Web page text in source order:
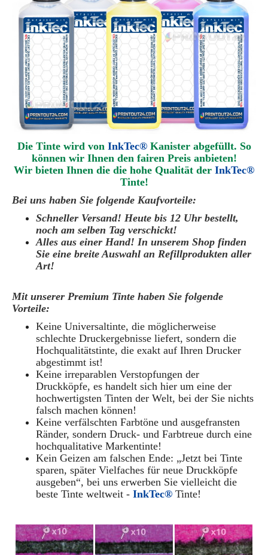
Die Tinte wird von InkTec® Kanister abgefüllt. So
können wir Ihnen den fairen Preis anbieten!
Wir bieten Ihnen die die hohe Qualität der InkTec®
Tinte!
Bei uns haben Sie folgende Kaufvorteile:
Schneller Versand! Heute bis 12 Uhr bestellt,
noch am selben Tag verschickt!
Alles aus einer Hand! In unserem Shop finden
Sie eine breite Auswahl an Refillprodukten aller
Art!
Mit unserer Premium Tinte haben Sie folgende
Vorteile:
Keine Universaltinte, die möglicherweise
schlechte Druckergebnisse liefert, sondern die
Hochqualitätstinte, die exakt auf Ihren Drucker
abgestimmt ist!
Keine irreparablen Verstopfungen der
Druckköpfe, es handelt sich hier um eine der
hochwertigsten Tinten der Welt, bei der Sie nichts
falsch machen können!
Keine verfälschten Farbtöne und ausgefransten
Ränder, sondern Druck- und Farbtreue durch eine
hochqualitative Markentinte!
Kein Geizen am falschen Ende: „Jetzt bei Tinte
sparen, später Vielfaches für neue Druckköpfe
ausgeben“, bei uns erwerben Sie vielleicht die
beste Tinte weltweit - InkTec® Tinte!